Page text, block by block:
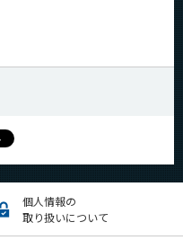
個人情報の
取り扱いについて